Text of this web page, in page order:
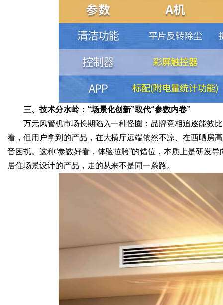
三、技术分水岭：“场景化创新”取代“参数内卷”
万元风管机市场长期陷入一种怪圈：品牌竞相追逐能效
看，但用户拿到的产品，在大横厅远端依然不凉、在西晒房
音困扰。这种“参数好看，体验拉胯”的错位，本质上是研
居住场景设计的产品，走的从来不是同一条路。